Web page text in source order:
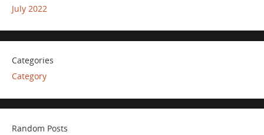
July 2022
Categories
Category
Random Posts